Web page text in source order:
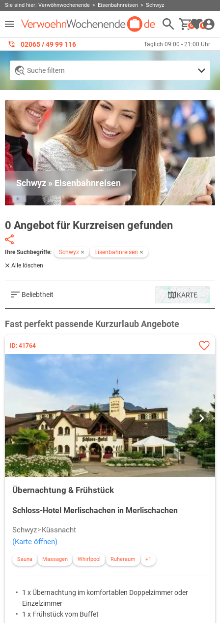
Sie sind hier: Verwöhnwochenende Eisenbahnreisen Schwyz
0 0
02065 / 49 ‌99 116 Täglich 09:00 - 21:00 Uhr
Suche filtern
Schwyz » Eisenbahnreisen
0 Angebot für Kurzreisen gefunden
Ihre Suchbegriffe: Schwyz
Eisenbahnreisen
Alle löschen
Beliebtheit KARTE
Fast perfekt passende Kurzurlaub Angebote
ID: 41764
Übernachtung & Frühstück
Schloss-Hotel Merlischachen in Merlischachen
Schwyz
Küssnacht
(Karte öffnen)
Sauna Massagen Whirlpool Ruheraum +1
1 x Übernachtung im komfortablen Doppelzimmer oder
Einzelzimmer
1 x Frühstück vom Buffet